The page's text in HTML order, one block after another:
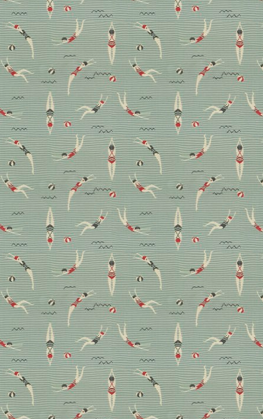
Mehr braucht’s nicht: ein
digitaler Rundgang mit
Einrichterin Clara Bona
Ein Haus, das mehr weglässt, als es zeigt, und gerade
deshalb so viel erzählt. Interiordesignerin Clara Bona
nimmt uns mit auf eine stille Reise, einen Rundgang
durch die Räume von Valentina Grimaldis Ferienhaus
an der ligurischen Küste. Ein Rückzugsort, an dem das
Licht Regie führt, die Natur der wichtigste
Mitbewohner ist und jedes Detail für etwas steht:
Ruhe.
Hometour Interview Magazin Wohnen